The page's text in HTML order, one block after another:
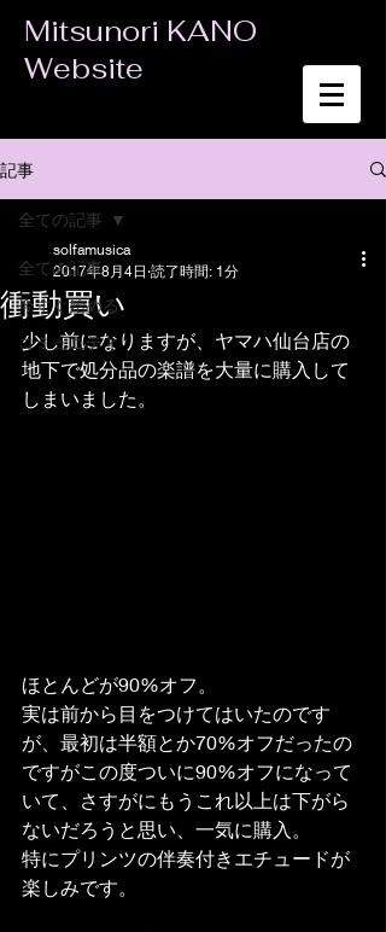
Mitsunori KANO
Website
記事
全ての記事
今すぐ始める
コミュニティ
全ての記事
衝動買い
solfamusica
2017年8月4日 読了時間: 1分
少し前になりますが、ヤマハ仙台店の
地下で処分品の楽譜を大量に購入して
しまいました。
ほとんどが90%オフ。
実は前から目をつけてはいたのです
が、最初は半額とか70%オフだったの
ですがこの度ついに90%オフになって
いて、さすがにもうこれ以上は下がら
ないだろうと思い、一気に購入。
特にプリンツの伴奏付きエチュードが
楽しみです。